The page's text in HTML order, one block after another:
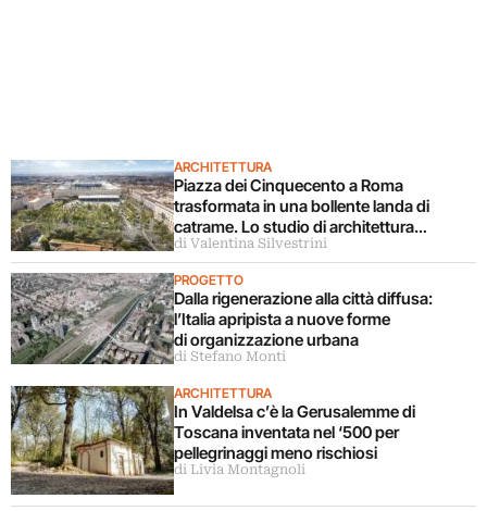
ARCHITETTURA
Piazza dei Cinquecento a Roma
trasformata in una bollente landa di
catrame. Lo studio di architettura
disconosce il progetto
di Valentina Silvestrini
PROGETTO
Dalla rigenerazione alla città diffusa:
l’Italia apripista a nuove forme
di organizzazione urbana
di Stefano Monti
ARCHITETTURA
In Valdelsa c’è la Gerusalemme di
Toscana inventata nel ‘500 per
pellegrinaggi meno rischiosi
di Livia Montagnoli